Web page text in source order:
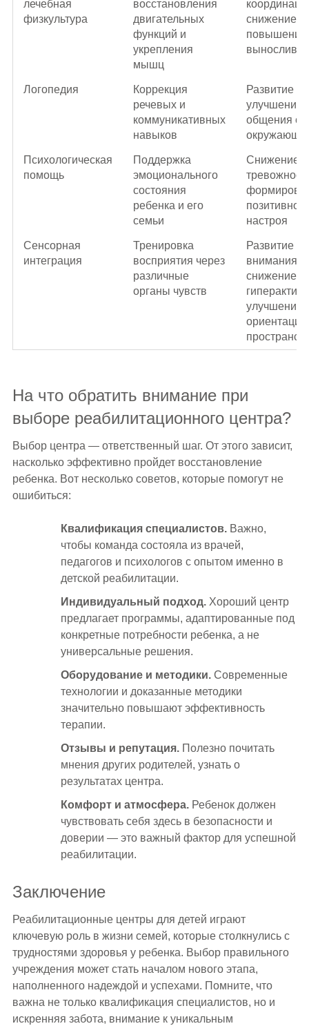
лечебная
физкультура
восстановления
двигательных
функций и
укрепления
мышц
снижение
повышение
Логопедия
Коррекция
речевых и
коммуникативных
навыков
Развитие
улучшение
общения с
Психологическая
помощь
Поддержка
эмоционального
состояния
ребенка и его
семьи
Снижение
позитивного
настроя
Сенсорная
интеграция
Тренировка
восприятия через
различные
органы чувств
Развитие
внимания,
снижение
улучшение
ориентации
На что обратить внимание при
выборе реабилитационного центра?
Выбор центра — ответственный шаг. От этого зависит,
насколько эффективно пройдет восстановление
ребенка. Вот несколько советов, которые помогут не
ошибиться:
Квалификация специалистов.Важно,
чтобы команда состояла из врачей,
педагогов и психологов с опытом именно в
детской реабилитации.
Индивидуальный подход.Хороший центр
предлагает программы, адаптированные под
конкретные потребности ребенка, а не
универсальные решения.
Оборудование и методики.Современные
технологии и доказанные методики
значительно повышают эффективность
терапии.
Отзывы и репутация.Полезно почитать
мнения других родителей, узнать о
результатах центра.
Комфорт и атмосфера.Ребенок должен
чувствовать себя здесь в безопасности и
доверии — это важный фактор для успешной
реабилитации.
Заключение
Реабилитационные центры для детей играют
ключевую роль в жизни семей, которые столкнулись с
трудностями здоровья у ребенка. Выбор правильного
учреждения может стать началом нового этапа,
наполненного надеждой и успехами. Помните, что
важна не только квалификация специалистов, но и
искренняя забота, внимание к уникальным